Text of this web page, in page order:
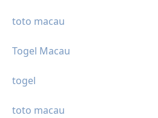
toto macau
Togel Macau
togel
toto macau